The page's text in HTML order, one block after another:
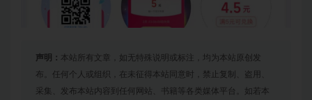
声明： 本站所有文章，如无特殊说明或标注，均为本站原创发
布。任何个人或组织，在未征得本站同意时，禁止复制、盗用、
采集、发布本站内容到任何网站、书籍等各类媒体平台。如若本